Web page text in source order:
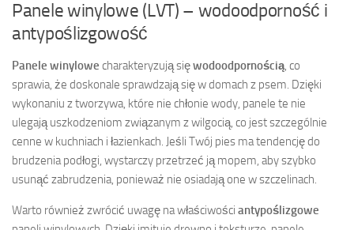
Panele winylowe (LVT) – wodoodporność i
antypoślizgowość
Panele winylowe charakteryzują sięwodoodpornością, co
sprawia, że doskonale sprawdzają się w domach z psem. Dzięki
wykonaniu z tworzywa, które nie chłonie wody, panele te nie
ulegają uszkodzeniom związanym z wilgocią, co jest szczególnie
cenne w kuchniach i łazienkach. Jeśli Twój pies ma tendencję do
brudzenia podłogi, wystarczy przetrzeć ją mopem, aby szybko
usunąć zabrudzenia, ponieważ nie osiadają one w szczelinach.
Warto również zwrócić uwagę na właściwości antypoślizgowe